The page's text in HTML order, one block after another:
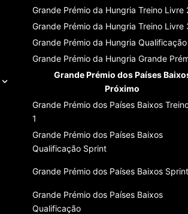
Grande Prémio da Hungria Treino Livre
Grande Prémio da Hungria Treino Livre
Grande Prémio da Hungria Qualificação
Grande Prémio da Hungria Grande
Grande Prémio dos Países
Próximo
Grande Prémio dos Países Baixos
1
Grande Prémio dos Países Baixos
Qualificação Sprint
Grande Prémio dos Países Baixos Sprint
Grande Prémio dos Países Baixos
Qualificação